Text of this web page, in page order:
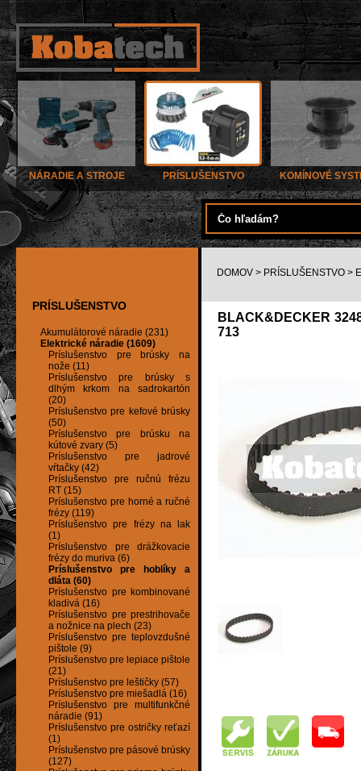
NÁRADIE A STROJE PRÍSLUŠENSTVO KOMÍNOVÉ
PRÍSLUŠENSTVO
Akumulátorové náradie (231)
Elektrické náradie (1609)
Príslušenstvo pre brúsky na
nože (11)
Príslušenstvo pre brúsky s
dlhým krkom na sadrokartón
(20)
Príslušenstvo pre kefové brúsky
(50)
Príslušenstvo pre brúsku na
kútové zvary (5)
Príslušenstvo pre jadrové
vŕtačky (42)
Príslušenstvo pre ručnú frézu
RT (15)
Príslušenstvo pre horné a ručné
frézy (119)
Príslušenstvo pre frézy na lak
(1)
Príslušenstvo pre drážkovacie
frézy do muriva (6)
Príslušenstvo pre hoblíky a
dláta (60)
Príslušenstvo pre kombinované
kladivá (16)
Príslušenstvo pre prestrihovače
a nožnice na plech (23)
Príslušenstvo pre teplovzdušné
pištole (9)
Príslušenstvo pre lepiace pištole
(21)
Príslušenstvo pre leštičky (57)
Príslušenstvo pre miešadlá (16)
Príslušenstvo pre multifunkčné
náradie (91)
Príslušenstvo pre ostričky reťazí
(1)
Príslušenstvo pre pásové brúsky
(127)
DOMOV > PRÍSLUŠENSTVO >
BLACK&DECKER
713